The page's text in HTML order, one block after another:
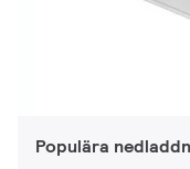
Populära